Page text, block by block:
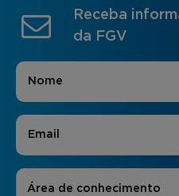
Receba
da FGV
Nome
E-mail
Áreas de Interesse
Área de conhecimento